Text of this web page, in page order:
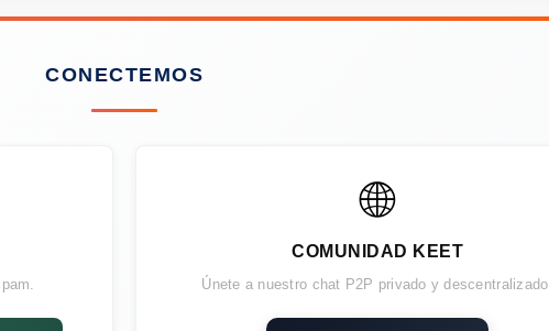
CONECTEMOS
🌐
COMUNIDAD KEET
Únete a nuestro chat P2P privado y descentralizado.